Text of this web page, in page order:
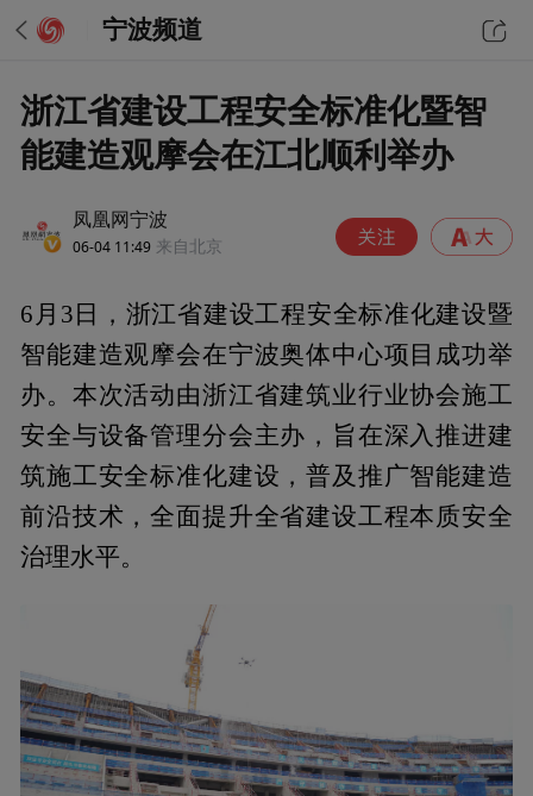
宁波频道
浙江省建设工程安全标准化暨智
能建造观摩会在江北顺利举办
凤凰网宁波
06-04 11:49 来自北京
6月3日，浙江省建设工程安全标准化建设暨
智能建造观摩会在宁波奥体中心项目成功举
办。本次活动由浙江省建筑业行业协会施工
安全与设备管理分会主办，旨在深入推进建
筑施工安全标准化建设，普及推广智能建造
前沿技术，全面提升全省建设工程本质安全
治理水平。